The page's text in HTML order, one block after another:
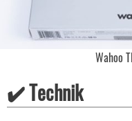
Wahoo
✔️ Technik